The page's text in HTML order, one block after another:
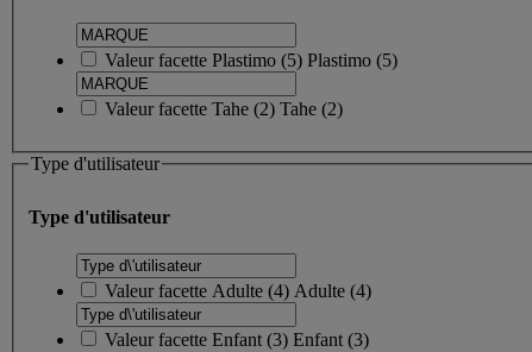
Valeur facette Plastimo (5) Plastimo (5)
Valeur facette Tahe (2) Tahe (2)
Type d'utilisateur
Type d'utilisateur
Valeur facette Adulte (4) Adulte (4)
Valeur facette Enfant (3) Enfant (3)